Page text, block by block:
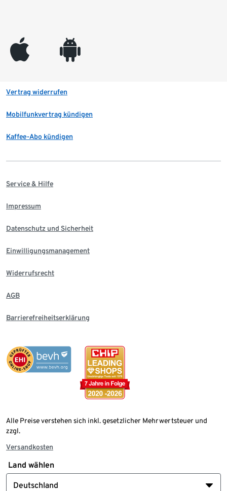
appleinc android
Vertrag widerrufen
Mobilfunkvertrag kündigen
Kaffee-Abo kündigen
Service & Hilfe
Impressum
Datenschutz und Sicherheit
Einwilligungsmanagement
Widerrufsrecht
AGB
Barrierefreiheitserklärung
Alle Preise verstehen sich inkl. gesetzlicher Mehrwertsteuer und
zzgl.
Versandkosten
Land wählen
Deutschland